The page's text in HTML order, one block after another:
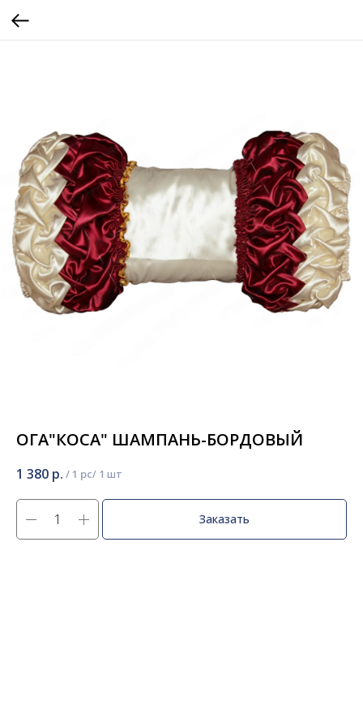
ОГА"КОСА" ШАМПАНЬ-БОРДОВЫЙ
1 380 р. / 1 pc
Заказать